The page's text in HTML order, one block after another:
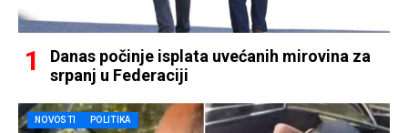
Danas počinje isplata uvećanih mirovina za
srpanj u Federaciji
NOVOSTI POLITIKA